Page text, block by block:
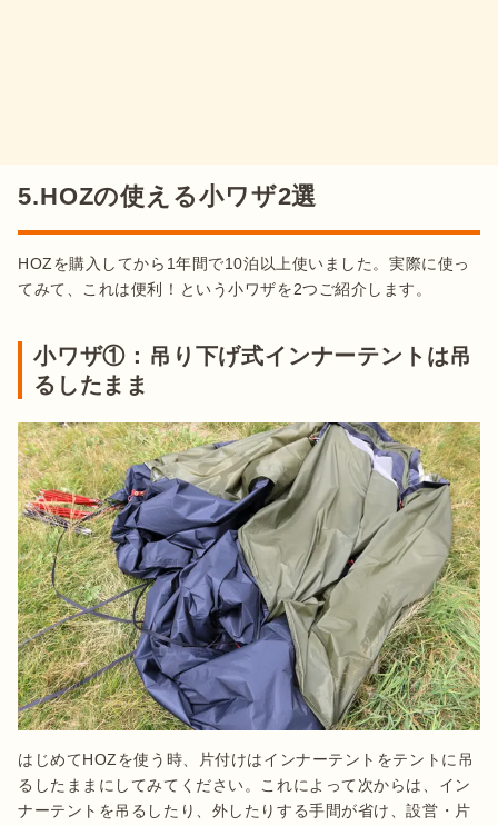
5.HOZの使える小ワザ2選
HOZを購入してから1年間で10泊以上使いました。実際に使っ
てみて、これは便利！という小ワザを2つご紹介します。
小ワザ①：吊り下げ式インナーテントは吊
るしたまま
はじめてHOZを使う時、片付けはインナーテントをテントに吊
るしたままにしてみてください。これによって次からは、イン
ナーテントを吊るしたり、外したりする手間が省け、設営・片